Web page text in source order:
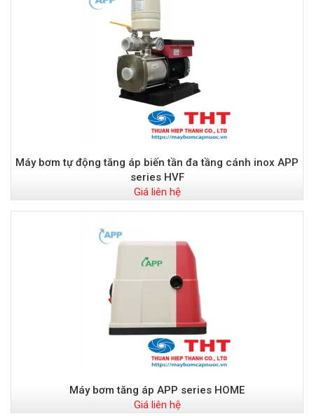
Máy bơm tự động tăng áp biến tần đa tầng cánh inox APP
series HVF
Giá liên hệ
Máy bơm tăng áp APP series HOME
Giá liên hệ